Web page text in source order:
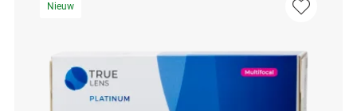
Nieuw